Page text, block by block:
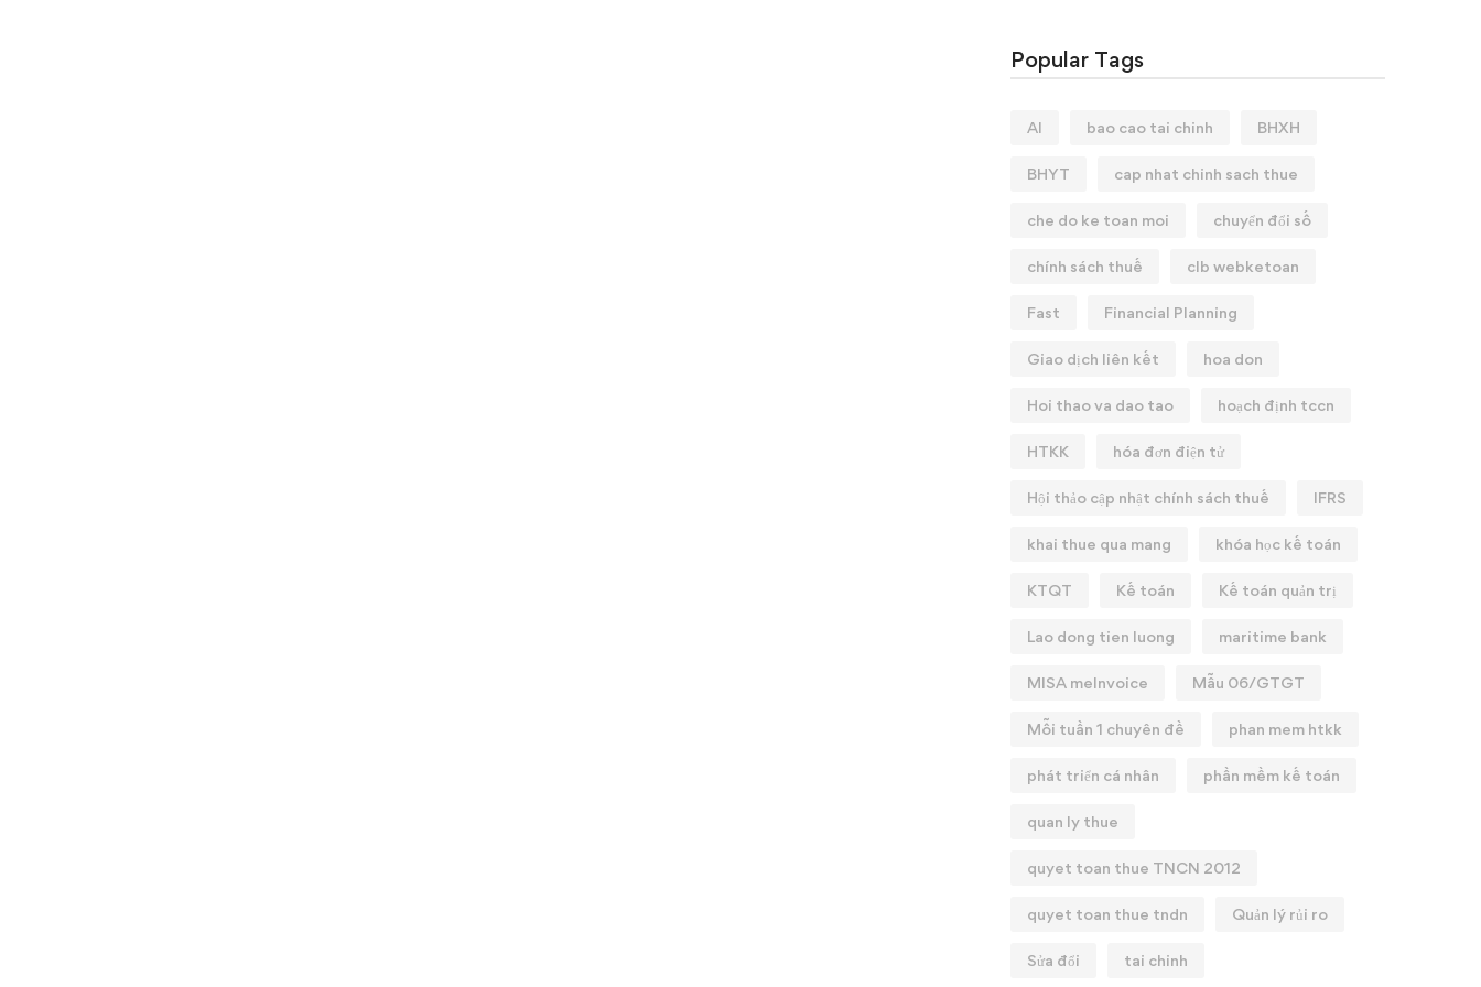
Popular Tags
AI bao cao tai chinh BHXH
BHYT cap nhat chinh sach thue
che do ke toan moi chuyển đổi số
chính sách thuế clb webketoan
Fast Financial Planning
Giao dịch liên kết hoa don
Hoi thao va dao tao hoạch định tccn
HTKK hóa đơn điện tử
Hội thảo cập nhật chính sách thuế IFRS
khai thue qua mang khóa học kế toán
KTQT Kế toán Kế toán quản trị
Lao dong tien luong maritime bank
MISA meInvoice Mẫu 06/GTGT
Mỗi tuần 1 chuyên đề phan mem htkk
phát triển cá nhân phần mềm kế toán
quan ly thue
quyet toan thue TNCN 2012
quyet toan thue tndn Quản lý rủi ro
Sửa đổi tai chinh